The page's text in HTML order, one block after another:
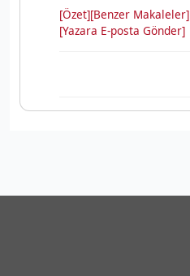
[Özet][Benzer Makaleler]
[Yazara E-posta Gönder]